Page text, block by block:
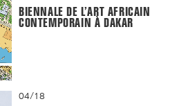
BIENNALE DE L’ART AFRICAIN
CONTEMPORAIN À DAKAR
04/18